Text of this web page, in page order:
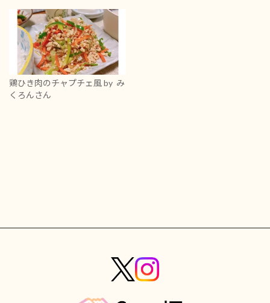
鶏ひき肉のチャプチェ風by み
くろんさん